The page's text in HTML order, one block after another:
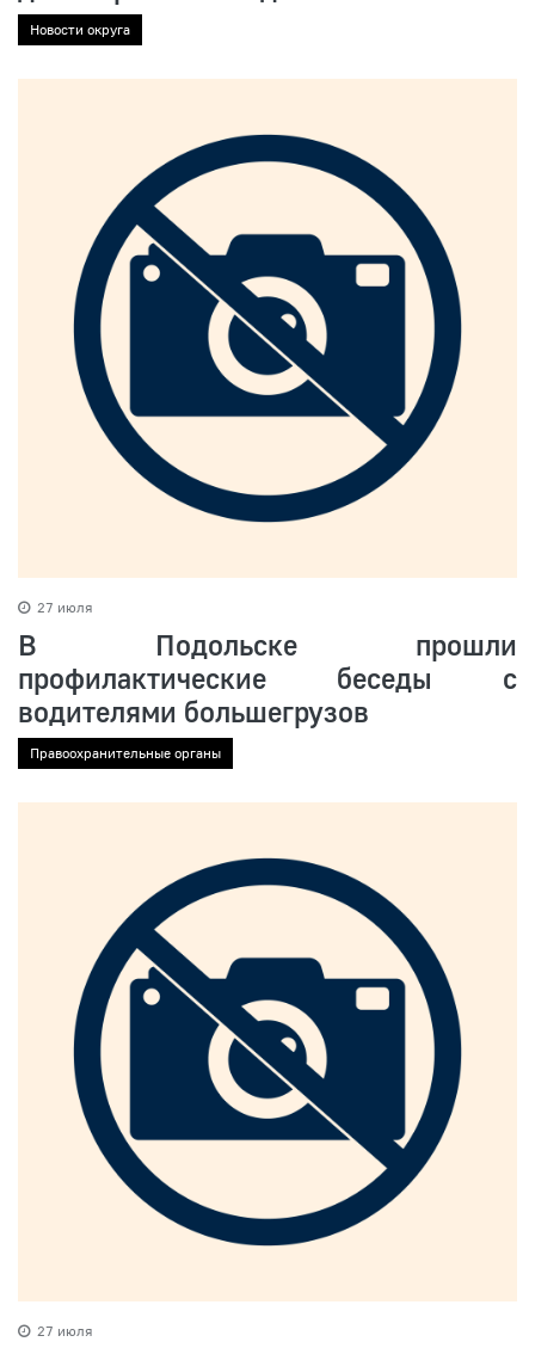
Новости округа
27 июля
В Подольске прошли
профилактические беседы с
водителями большегрузов
Правоохранительные органы
27 июля